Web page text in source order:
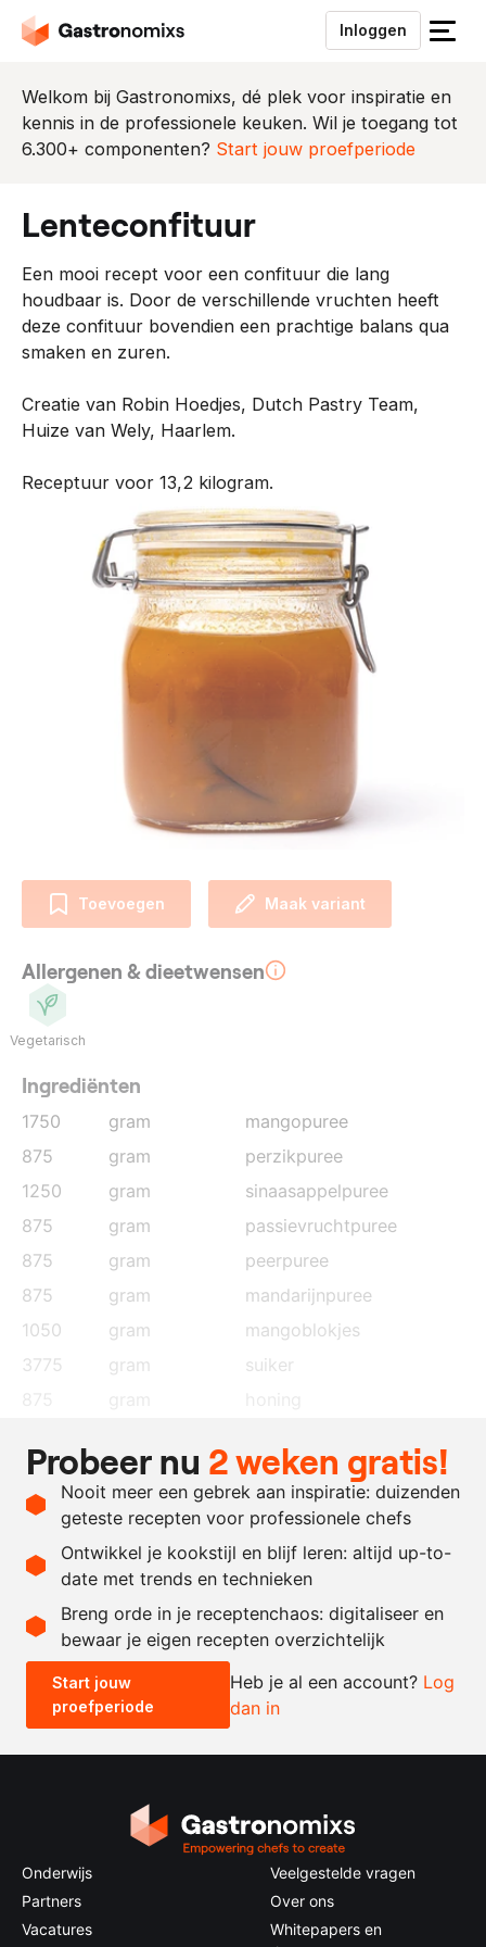
Inloggen
S
u
i
n
u
Welkom bij Gastronomixs, dé plek voor inspiratie en
kennis in de professionele keuken. Wil je toegang tot
6.300+ componenten? Start jouw proefperiode
lenteconfituur
Een mooi recept voor een confituur die lang
houdbaar is. Door de verschillende vruchten heeft
deze confituur bovendien een prachtige balans qua
smaken en zuren.
Creatie van Robin Hoedjes, Dutch Pastry Team,
Huize van Wely, Haarlem.
Receptuur voor 13,2 kilogram.
Toevoegen Maak variant
Allergenen & dieetwensen
Vegetarisch
Ingrediënten
1750 gram
mangopuree
875
gram
perzikpuree
1250
gram
sinaasappelpuree
875
gram
passievruchtpuree
875
gram
peerpuree
875
gram
mandarijnpuree
1050
gram
mangoblokjes
3775
gram
suiker
400
gram
pectine
600
gram
suiker
Recept omrekenen
- +
0.5x 1x 2x
Probeer nu 2 weken gratis!
Nooit meer een gebrek aan inspiratie: duizenden
geteste recepten voor professionele chefs
Ontwikkel je kookstijl en blijf leren: altijd up-to-
date met trends en technieken
Breng orde in je receptenchaos: digitaliseer en
bewaar je eigen recepten overzichtelijk
Start jouw
proefperiode
Heb je al een account? Log
dan in
Onderwijs
Partners
Vacatures
Veelgestelde vragen
Over ons
Whitepapers en